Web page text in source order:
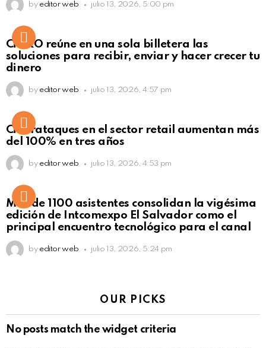
by editor web julio 13, 2026, 5:00 pm
Not Safe For Work
Click to view this post
CiNKO reúne en una sola billetera las
soluciones para recibir, enviar y hacer crecer tu
dinero
by editor web julio 13, 2026, 4:57 pm
Ciberataques en el sector retail aumentan más
del 100% en tres años
by editor web julio 13, 2026, 4:53 pm
Más de 1100 asistentes consolidan la vigésima
edición de Intcomexpo El Salvador como el
principal encuentro tecnológico para el canal
by editor web julio 13, 2026, 5:24 pm
OUR PICKS
No posts match the widget criteria